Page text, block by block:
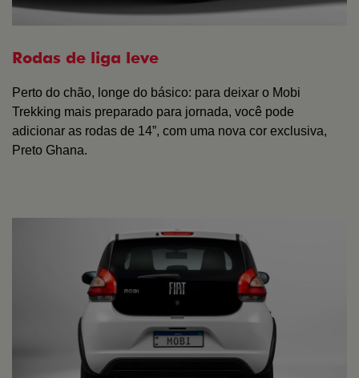
Rodas de liga leve
Perto do chão, longe do básico: para deixar o Mobi
Trekking mais preparado para jornada, você pode
adicionar as rodas de 14”, com uma nova cor exclusiva,
Preto Ghana.